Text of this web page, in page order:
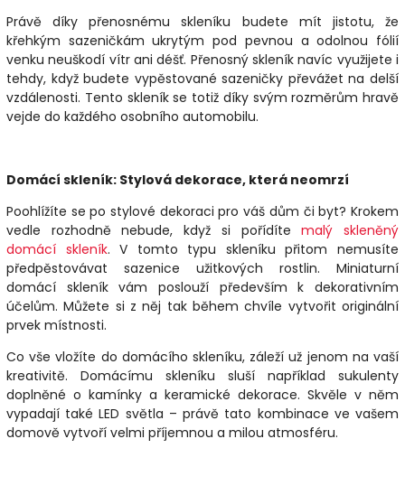
Právě díky přenosnému skleníku budete mít jistotu, že
křehkým sazeničkám ukrytým pod pevnou a odolnou fólií
venku neuškodí vítr ani déšť. Přenosný skleník navíc využijete i
tehdy, když budete vypěstované sazeničky převážet na delší
vzdálenosti. Tento skleník se totiž díky svým rozměrům hravě
vejde do každého osobního automobilu.
Domácí skleník: Stylová dekorace, která neomrzí
Poohlížíte se po stylové dekoraci pro váš dům či byt? Krokem
vedle rozhodně nebude, když si pořídítemalý skleněný
domácí skleník. V tomto typu skleníku přitom nemusíte
předpěstovávat sazenice užitkových rostlin. Miniaturní
domácí skleník vám poslouží především k dekorativním
účelům. Můžete si z něj tak během chvíle vytvořit originální
prvek místnosti.
Co vše vložíte do domácího skleníku, záleží už jenom na vaší
kreativitě. Domácímu skleníku sluší například sukulenty
doplněné o kamínky a keramické dekorace. Skvěle v něm
vypadají také LED světla – právě tato kombinace ve vašem
domově vytvoří velmi příjemnou a milou atmosféru.